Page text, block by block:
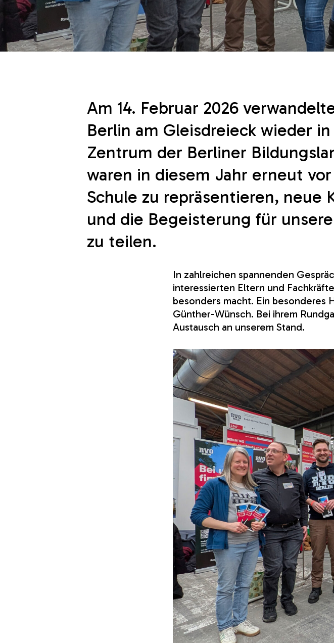
Am 14. Februar 2026
Berlin am Gleisdreieck wieder
Zentrum der Berliner
waren in diesem Jahr erneut
Schule zu repräsentieren, neue
und die Begeisterung für
zu teilen.
In zahlreichen spannenden
interessierten Eltern und
besonders macht. Ein besonderes
Günther-Wünsch. Bei ihrem
Austausch an unserem Stand.